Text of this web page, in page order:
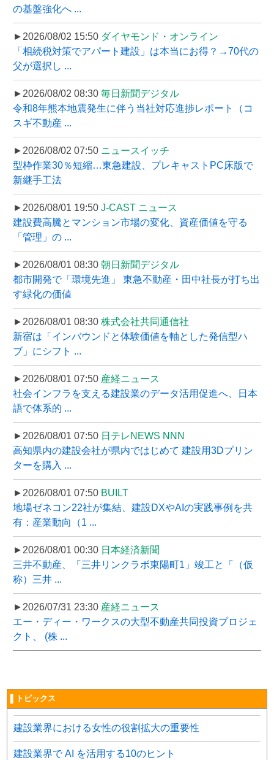
の基盤強化へ ...
►2026/08/02 15:50 ダイヤモンド・オンライン
「相続税対策でアパート建設」は本当にお得？→70代の
父が選択し ...
►2026/08/02 08:30 毎日新聞デジタル
令和8年熊本地震発生に伴う当社対応進捗レポート（コ
スギ不動産 ...
►2026/08/02 07:50 ニュースイッチ
型枠作業30％短縮…東急建設、プレキャストPC床版で
新継手工法
►2026/08/01 19:50 J-CAST ニュース
建設費高騰とマンション市場の変化、資産価値を守る
「管理」の ...
►2026/08/01 08:30 朝日新聞デジタル
都市開発で「環境先進」 東急不動産・田中社長が打ち出
す緑化の価値
►2026/08/01 08:30 株式会社共同通信社
新宿は「インバウンドと体験価値を軸とした発信型ハ
ブ」にシフト ...
►2026/08/01 07:50 産経ニュース
社会インフラを支える建設業のデータ活用促進へ、日本
語で体系的 ...
►2026/08/01 07:50 日テレNEWS NNN
高知県内の建設会社が県内ではじめて 建設用3Dプリン
ターを購入 ...
►2026/08/01 07:50 BUILT
地場ゼネコン22社が集結、建設DXやAIの実践事例を共
有：産業動向（1 ...
►2026/08/01 00:30 日本経済新聞
三井不動産、「三井リンクラボ東陽町1」竣工と「（仮
称）三井 ...
►2026/07/31 23:30 産経ニュース
エー・ディー・ワークスの大型不動産共同投資プロジェ
クト、 (株 ...
▌トピックス
建設業界における女性の役割拡大の重要性
建設業界で AI を活用する10のヒント